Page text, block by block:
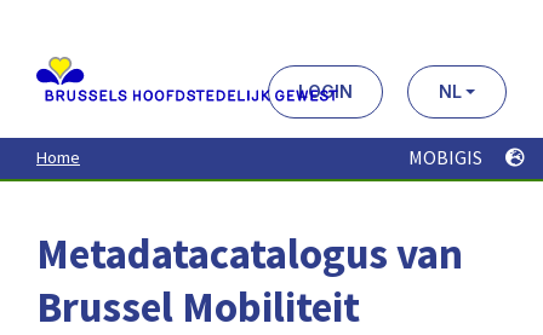
contenu
principal
LOGIN NL
Home MOBIGIS
Metadatacatalogus van
Brussel Mobiliteit